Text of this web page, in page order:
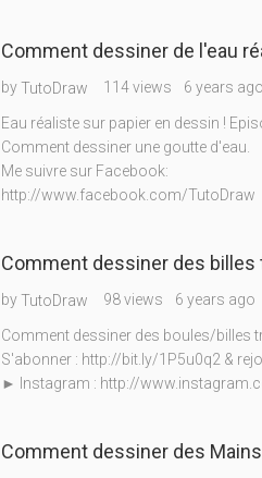
Comment dessiner de l'eau
byTutoDraw 114 views 6 years ago
Eau réaliste sur papier en dessin !
Comment dessiner une goutte d'eau.
Me suivre sur Facebook:
http://www.facebook.com/TutoDraw
Comment dessiner des billes
byTutoDraw 98 views 6 years ago
Comment dessiner des boules/billes
S'abonner : http://bit.ly/1P5u0q2 &
► Instagram : http://
Comment dessiner des